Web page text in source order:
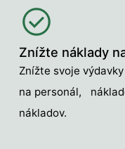
Znížte náklady
Znížte svoje
na personál,
nákladov.